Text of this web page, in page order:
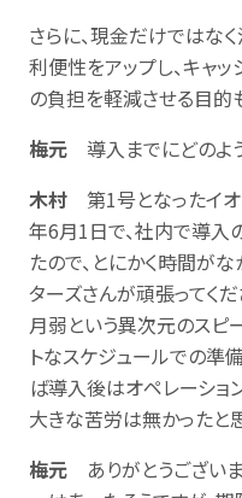
さらに、現金だけではな
利便性をアップし、キャ
の負担を軽減させる目的
梅元 導入までにどのよ
木村 第1号となったイ
年6月1日で、社内で導入
たので、とにかく時間が
ターズさんが頑張ってく
月弱という異次元のスピ
トなスケジュールでの準
ば導入後はオペレーショ
大きな苦労は無かったと
梅元 ありがとうござい